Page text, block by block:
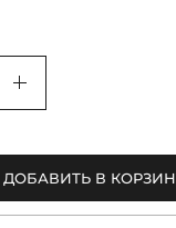
Увеличить
ДОБАВИТЬ В